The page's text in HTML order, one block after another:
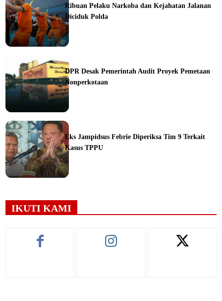
Ribuan Pelaku Narkoba dan Kejahatan Jalanan
Diciduk Polda
DPR Desak Pemerintah Audit Proyek Pemetaan
Nonperkotaan
Eks Jampidsus Febrie Diperiksa Tim 9 Terkait
Kasus TPPU
IKUTI KAMI